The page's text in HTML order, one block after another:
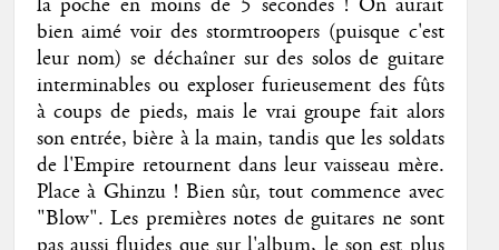
la poche en moins de 5 secondes ! On aurait
bien aimé voir des stormtroopers (puisque c'est
leur nom) se déchaîner sur des solos de guitare
interminables ou exploser furieusement des fûts
à coups de pieds, mais le vrai groupe fait alors
son entrée, bière à la main, tandis que les soldats
de l'Empire retournent dans leur vaisseau mère.
Place à Ghinzu ! Bien sûr, tout commence avec
"Blow". Les premières notes de guitares ne sont